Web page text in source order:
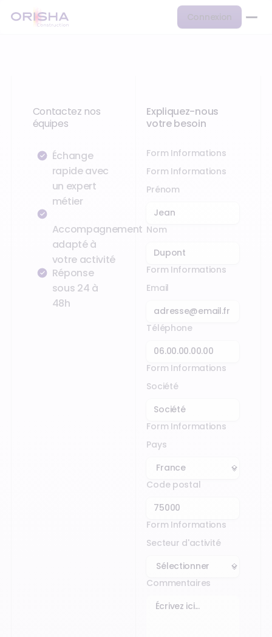
Connexion
Contactez nos
équipes
Échange
rapide avec
un expert
métier
Accompagnement
adapté à
votre activité
Réponse
sous 24 à
48h
Expliquez-nous
votre besoin
Form Informations
Form Informations
Prénom
Nom
Form Informations
Email
Téléphone
Form Informations
Société
Form Informations
Pays
Code postal
Form Informations
Secteur d'activité
Commentaires